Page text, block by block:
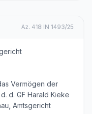
Az. 418 IN 1493/25
Vermögen der
d. GF Harald Kieke
Amtsgericht